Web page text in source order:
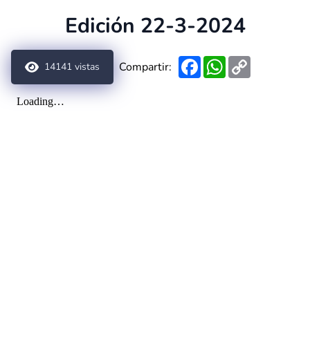
Edición 22-3-2024
14141 vistas Compartir: FacebookWhatsApp